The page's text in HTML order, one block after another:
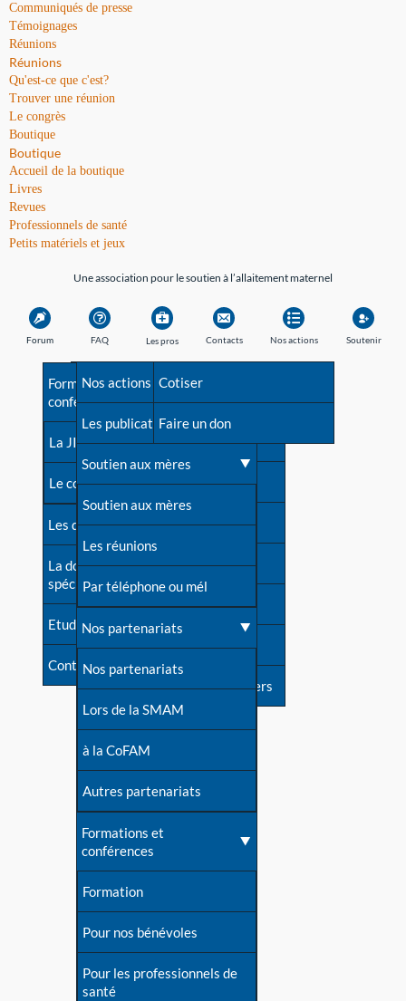
Communiqués de presse
Témoignages
Réunions
Réunions
Qu'est-ce que c'est?
Trouver une réunion
Le congrès
Boutique
Boutique
Accueil de la boutique
Livres
Revues
Professionnels de santé
Petits matériels et jeux
Une association pour le soutien à l’allaitement maternel
Forum FAQ
Avant la naissance
Les débuts
Une difficulté d'allaitement ?
Cas particuliers
Mythes et vérités
Devenir animatrice ?
Une question sur le site
Les pros
Formations et
conférences
La JIA
Le congrès
Les dossiers de l'allaitement
La documentation
spécialisée
Etudes récentes
Contact
Contacts
Besoin d'aide?
Répertoire de tous les
contacts
Contact presse
Dossier de presse
Soutenir LLL
Livre d'or
Forum
S'inscrire à nos newsletters
Nos actions
Nos actions
Les publications
Soutien aux mères
Soutien aux mères
Les réunions
Par téléphone ou mél
Nos partenariats
Nos partenariats
Lors de la SMAM
à la CoFAM
Autres partenariats
Formations et
conférences
Formation
Pour nos bénévoles
Pour les professionnels de
santé
Soutenir
Cotiser
Faire un don